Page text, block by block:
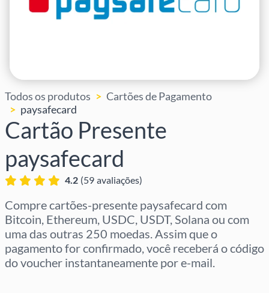
Todos os produtos
Cartões de Pagamento
paysafecard
Cartão Presente
paysafecard
4.2 (59 avaliações)
Compre cartões-presente paysafecard com
Bitcoin, Ethereum, USDC, USDT, Solana ou com
uma das outras 250 moedas. Assim que o
pagamento for confirmado, você receberá o código
do voucher instantaneamente por e-mail.